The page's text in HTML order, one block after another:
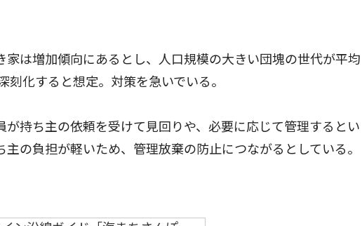
は増加傾向にあるとし、人口規模の大きい団塊の世代が平均
化すると想定。対策を急いでいる。
持ち主の依頼を受けて見回りや、必要に応じて管理するとい
の負担が軽いため、管理放棄の防止につながるとしている。